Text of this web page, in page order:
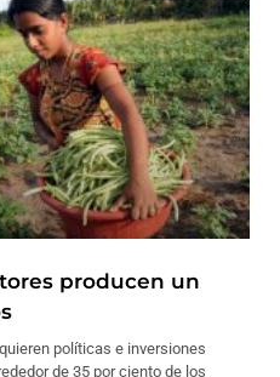
producen un
políticas e inversiones
de 35 por ciento de los